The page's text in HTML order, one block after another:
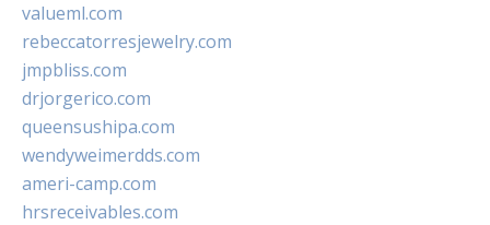
valueml.com
rebeccatorresjewelry.com
jmpbliss.com
drjorgerico.com
queensushipa.com
wendyweimerdds.com
ameri-camp.com
hrsreceivables.com